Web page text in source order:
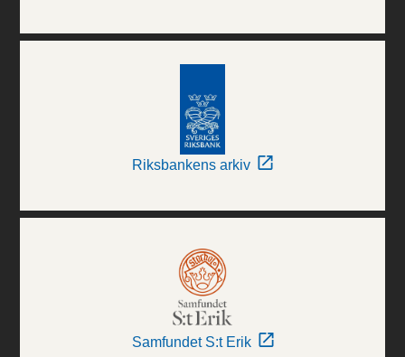
Riksbankens arkiv
Samfundet S:t Erik